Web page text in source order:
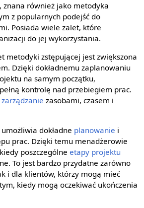
znana również jako metodyka
z popularnych podejść do
Posiada wiele zalet, które
do jej wykorzystania.
metodyki zstępującej jest zwiększona
Dzięki dokładnemu zaplanowaniu
na samym początku,
kontrolę nad przebiegiem prac.
zarządzanie zasobami, czasem i
dokładne planowanie i
prac. Dzięki temu menadżerowie
poszczególne etapy projektu
To jest bardzo przydatne zarówno
i dla klientów, którzy mogą mieć
kiedy mogą oczekiwać ukończenia